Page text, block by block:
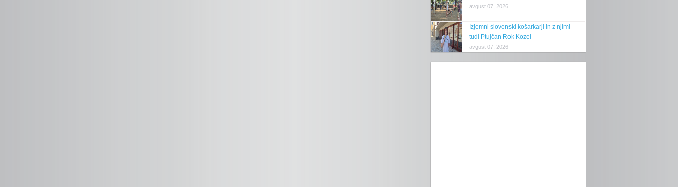
avgust 07, 2026
Izjemni slovenski košarkarji in z njimi
tudi Ptujčan Rok Kozel
avgust 07, 2026